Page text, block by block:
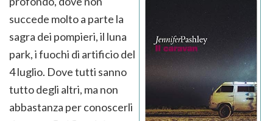
succede molto a parte la
sagra dei pompieri, il luna
park, i fuochi di artificio del
4 luglio. Dove tutti sanno
tutto degli altri, ma non
abbastanza per conoscerli